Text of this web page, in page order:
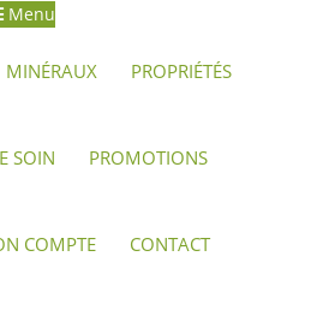
Menu
MINÉRAUX PROPRIÉTÉS
SOIN PROMOTIONS
COMPTE CONTACT
noire